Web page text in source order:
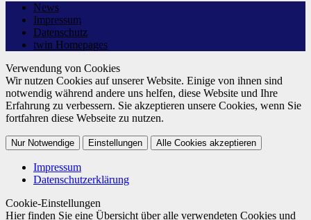
News
Impressum
Datenschutz
twin Homepages
Verwendung von Cookies
Wir nutzen Cookies auf unserer Website. Einige von ihnen sind
notwendig während andere uns helfen, diese Website und Ihre
Erfahrung zu verbessern. Sie akzeptieren unsere Cookies, wenn Sie
fortfahren diese Webseite zu nutzen.
Nur Notwendige Einstellungen Alle Cookies akzeptieren
Impressum
Datenschutzerklärung
Cookie-Einstellungen
Hier finden Sie eine Übersicht über alle verwendeten Cookies und